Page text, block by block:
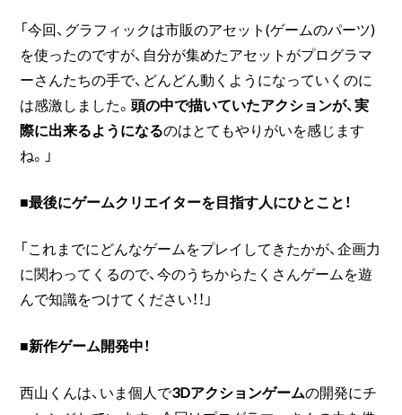
「今回、グラフィックは市販のアセット(ゲームのパーツ)
を使ったのですが、自分が集めたアセットがプログラマ
ーさんたちの手で、どんどん動くようになっていくのに
は感激しました。頭の中で描いていたアクションが、実
際に出来るようになるのはとてもやりがいを感じます
ね。」
■最後にゲームクリエイターを目指す人にひとこと！
「これまでにどんなゲームをプレイしてきたかが、企画力
に関わってくるので、今のうちからたくさんゲームを遊
んで知識をつけてください！！」
■新作ゲーム開発中！
西山くんは、いま個人で3Dアクションゲームの開発にチ